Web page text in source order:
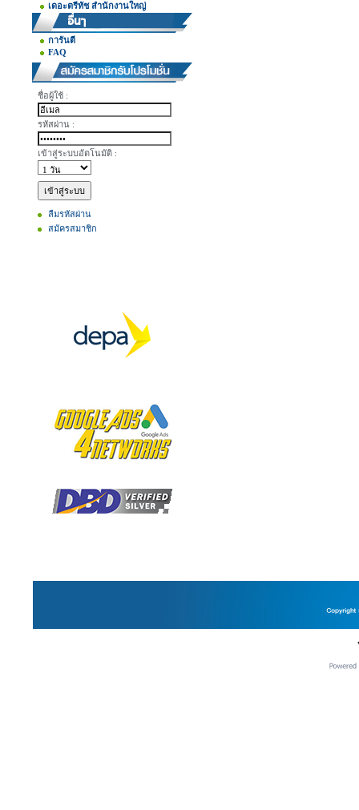
เดอะตรีทัช สำนักงานใหญ่
การันตี
FAQ
ชื่อผู้ใช้ :
รหัสผ่าน :
เข้าสู่ระบบอัตโนมัติ :
ลืมรหัสผ่าน
สมัครสมาชิก